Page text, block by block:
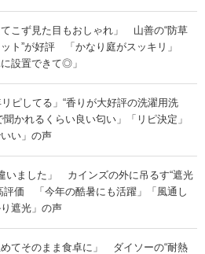
てこず見た目もおしゃれ」 山善の“防草
ト”が好評 「かなり庭がスッキリ」
に設置できて◎」
リピしてる」“香りが大好評の洗濯用洗
聞かれるくらい良い匂い」「リピ決定」
いい」の声
いました」 カインズの外に吊るす“遮光
評価 「今年の酷暑にも活躍」「風通し
遮光」の声
めてそのまま食卓に」 ダイソーの“耐熱